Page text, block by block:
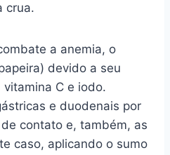
crua.
a anemia, o
devido a seu
C e iodo.
e duodenais por
contato e, também, as
caso, aplicando o sumo